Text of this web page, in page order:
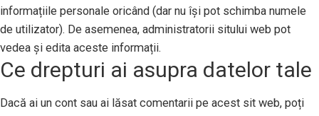
informațiile personale oricând (dar nu își pot schimba numele
de utilizator). De asemenea, administratorii sitului web pot
vedea și edita aceste informații.
Ce drepturi ai asupra datelor tale
Dacă ai un cont sau ai lăsat comentarii pe acest sit web, poți